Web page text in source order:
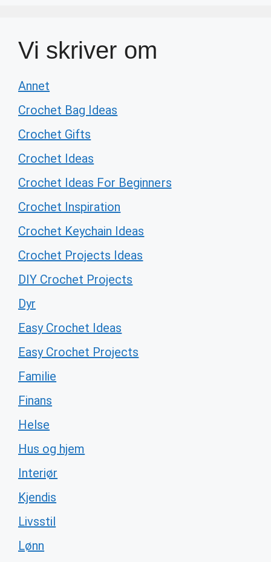
Vi skriver om
Annet
Crochet Bag Ideas
Crochet Gifts
Crochet Ideas
Crochet Ideas For Beginners
Crochet Inspiration
Crochet Keychain Ideas
Crochet Projects Ideas
DIY Crochet Projects
Dyr
Easy Crochet Ideas
Easy Crochet Projects
Familie
Finans
Helse
Hus og hjem
Interiør
Kjendis
Livsstil
Lønn